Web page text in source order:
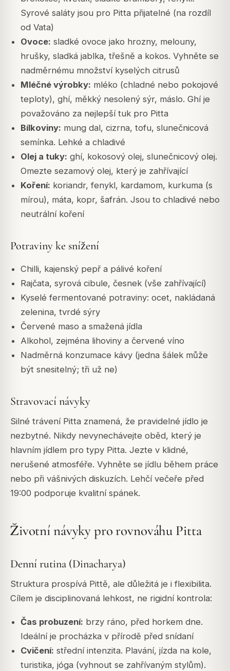
Syrové saláty jsou pro Pitta přijatelné (na rozdíl
od Vata)
Ovoce: sladké ovoce jako hrozny, melouny,
hrušky, sladká jablka, třešně a kokos. Vyhněte se
nadměrnému množství kyselých citrusů
Mléčné výrobky: mléko (chladné nebo pokojové
teploty), ghí, měkký nesolený sýr, máslo. Ghí je
považováno za nejlepší tuk pro Pitta
Bílkoviny: mung dal, cizrna, tofu, slunečnicová
semínka. Lehké a chladivé
Olej a tuky: ghí, kokosový olej, slunečnicový olej.
Omezte sezamový olej, který je zahřívající
Koření: koriandr, fenykl, kardamom, kurkuma (s
mírou), máta, kopr, šafrán. Jsou to chladivé nebo
neutrální koření
Potraviny ke snížení
Chilli, kajenský pepř a pálivé koření
Rajčata, syrová cibule, česnek (vše zahřívající)
Kyselé fermentované potraviny: ocet, nakládaná
zelenina, tvrdé sýry
Červené maso a smažená jídla
Alkohol, zejména lihoviny a červené víno
Nadměrná konzumace kávy (jedna šálek může
být snesitelný; tři už ne)
Stravovací návyky
Silné trávení Pitta znamená, že pravidelné jídlo je
nezbytné. Nikdy nevynechávejte oběd, který je
hlavním jídlem pro typy Pitta. Jezte v klidné,
nerušené atmosféře. Vyhněte se jídlu během práce
nebo při vášnivých diskuzích. Lehčí večeře před
19:00 podporuje kvalitní spánek.
Životní návyky pro rovnováhu Pitta
Denní rutina (Dinacharya)
Struktura prospívá Pittě, ale důležitá je i flexibilita.
Cílem je disciplinovaná lehkost, ne rigidní kontrola:
Čas probuzení: brzy ráno, před horkem dne.
Ideální je procházka v přírodě před snídaní
Cvičení: střední intenzita. Plavání, jízda na kole,
turistika, jóga (vyhnout se zahřívaným stylům).